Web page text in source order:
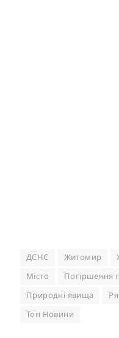
ДСНС Житомир
Місто Погіршення
Природні явища
Топ Новини